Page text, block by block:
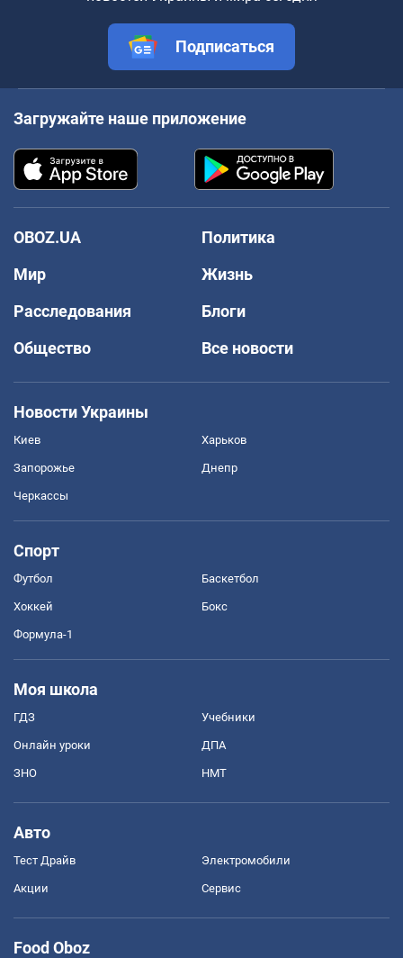
Подписаться
Загружайте наше приложение
OBOZ.UA
Политика
Мир
Жизнь
Расследования
Блоги
Общество
Все новости
Новости Украины
Киев Харьков
Запорожье Днепр
Черкассы
Спорт
Футбол Баскетбол
Хоккей Бокс
Формула-1
Моя школа
ГДЗ Учебники
Онлайн уроки ДПА
ЗНО НМТ
Авто
Тест Драйв Электромобили
Акции Сервис
Food Oboz